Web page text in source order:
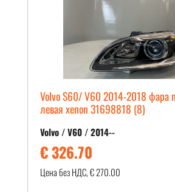
Volvo S60/ V60 2014-2018 фара
левая xenon 31698818 (8)
Volvo / V60 / 2014--
€ 326.70
Цена без НДС, € 270.00